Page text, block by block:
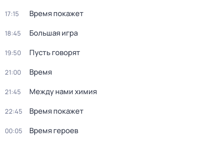
17:15 Время покажет
18:45 Большая игра
19:50 Пусть говорят
21:00 Время
21:45 Между нами химия
22:45 Время покажет
00:05 Время героев